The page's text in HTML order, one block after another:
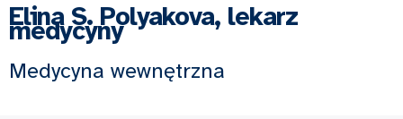
Elina S. Polyakova, lekarz
medycyny
Medycyna wewnętrzna